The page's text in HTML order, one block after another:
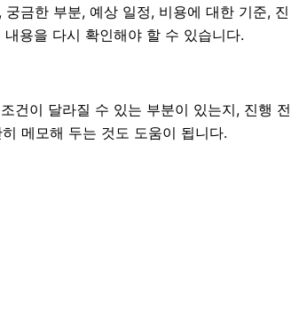
금한 부분, 예상 일정, 비용에 대한 기준, 진
용을 다시 확인해야 할 수 있습니다.
건이 달라질 수 있는 부분이 있는지, 진행 전
메모해 두는 것도 도움이 됩니다.